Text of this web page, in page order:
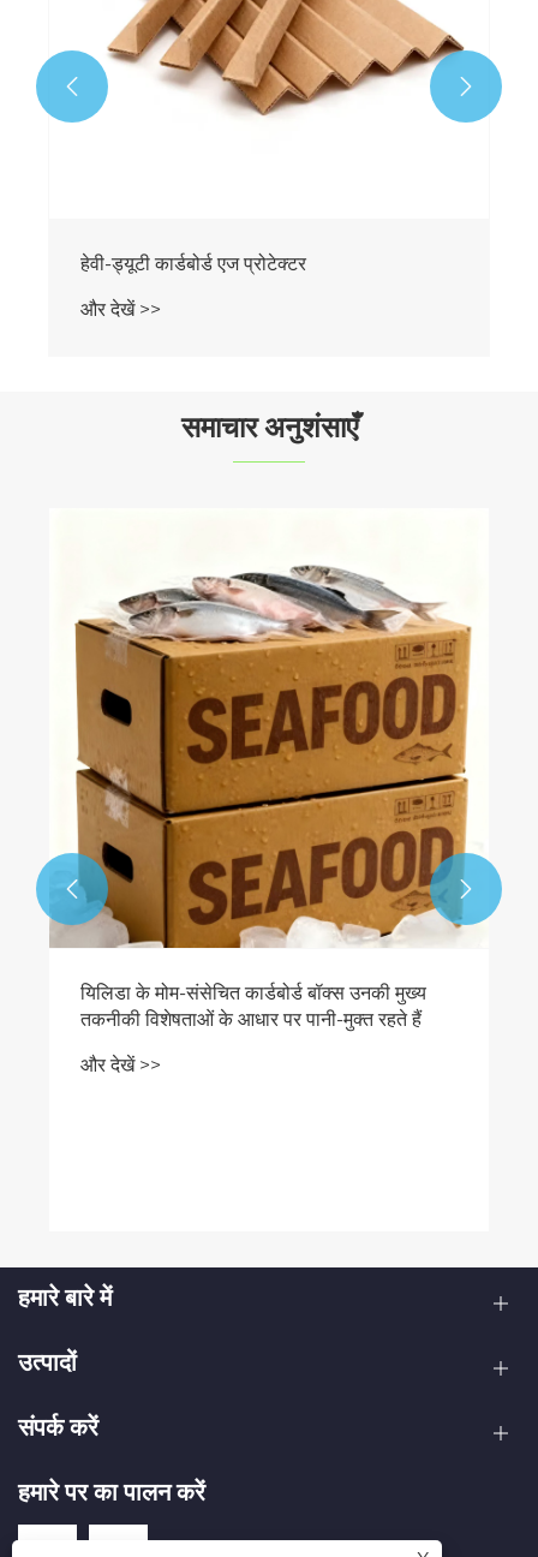
 
समाचार अनुशंसाएँ
यिलिडा पैकेजिंग: सुरक्षा को मजबूत करें और सुचारू रूप
से शुरू करें
और देखें >>
 
हमारे बारे में
उत्पादों
संपर्क करें
हमारे पर का पालन करें